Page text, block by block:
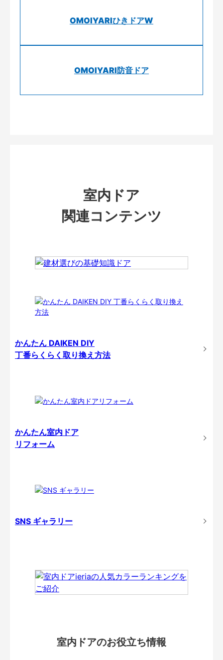
OMOIYARIひきドアW
OMOIYARI防音ドア
室内ドア
関連コンテンツ
かんたん DAIKEN DIY
丁番らくらく取り換え方法
かんたん室内ドア
リフォーム
SNS ギャラリー
室内ドアのお役立ち情報